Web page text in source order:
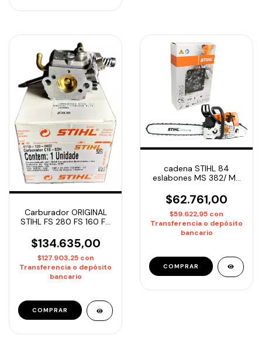
Carburador ORIGINAL
STIHL FS 280 FS 160 FS
$134.635,00
$127.903,25 con
Transferencia o depósito
bancario
cadena STIHL 84
eslabones MS 382/ MS
000-0084
$62.761,00
$59.622,95 con
Transferencia o depósito
bancario